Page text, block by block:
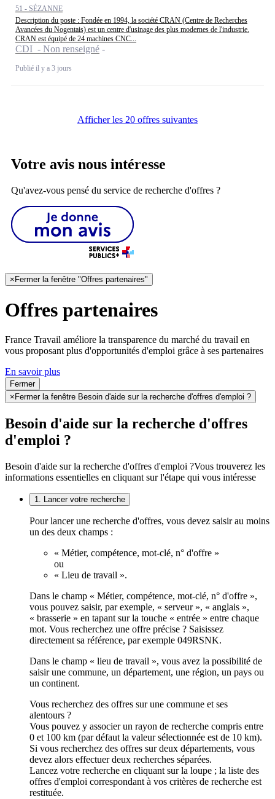
51 - SÉZANNE
Description du poste : Fondée en 1994, la société CRAN (Centre de Recherches
Avancées du Nogentais) est un centre d'usinage des plus modernes de l'industrie.
CRAN est équipé de 24 machines CNC...
CDI - Non renseigné
Publié il y a 3 jours
Afficher les 20 offres suivantes
Votre avis nous intéresse
Qu'avez-vous pensé du service de recherche d'offres ?
×Fermer la fenêtre "Offres partenaires"
Offres partenaires
France Travail améliore la transparence du marché du travail en
vous proposant plus d'opportunités d'emploi grâce à ses partenaires
En savoir plus
Fermer
× Fermer la fenêtre Besoin d'aide sur la recherche d'offres d'emploi ?
Besoin d'aide sur la recherche d'offres
d'emploi ?
Besoin d'aide sur la recherche d'offres d'emploi ?Vous trouverez les
informations essentielles en cliquant sur l'étape qui vous intéresse
1. Lancer votre recherche
Pour lancer une recherche d'offres, vous devez saisir au moins
un des deux champs :
« Métier, compétence, mot-clé, n° d'offre »
ou
« Lieu de travail ».
Dans le champ « Métier, compétence, mot-clé, n° d'offre »,
vous pouvez saisir, par exemple, « serveur », « anglais »,
« brasserie » en tapant sur la touche « entrée » entre chaque
mot. Vous recherchez une offre précise ? Saisissez
directement sa référence, par exemple 049RSNK.
Dans le champ « lieu de travail », vous avez la possibilité de
saisir une commune, un département, une région, un pays ou
un continent.
Vous recherchez des offres sur une commune et ses
alentours ?
Vous pouvez y associer un rayon de recherche compris entre
0 et 100 km (par défaut la valeur sélectionnée est de 10 km).
Si vous recherchez des offres sur deux départements, vous
devez alors effectuer deux recherches séparées.
Lancez votre recherche en cliquant sur la loupe ; la liste des
offres d'emploi correspondant à vos critères de recherche est
restituée.